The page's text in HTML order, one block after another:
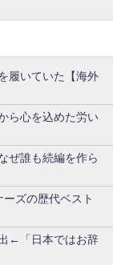
履いていた【海外
ら心を込めた労い
ぜ誰も続編を作ら
ーズの歴代ベスト
←「日本ではお辞